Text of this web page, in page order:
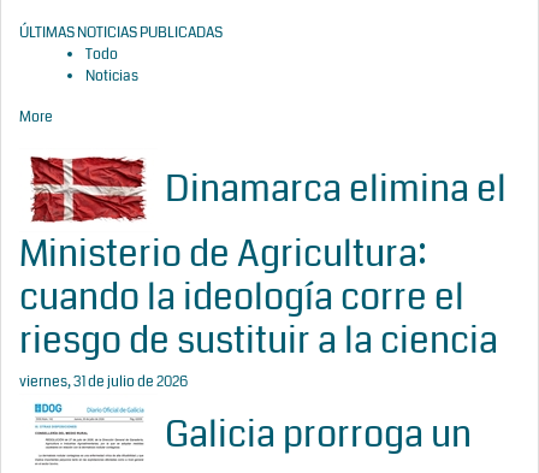
ÚLTIMAS NOTICIAS PUBLICADAS
Todo
Noticias
More
Dinamarca elimina el
Ministerio de Agricultura:
cuando la ideología corre el
riesgo de sustituir a la ciencia
viernes, 31 de julio de 2026
Galicia prorroga un